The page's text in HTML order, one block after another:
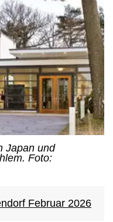
Japan und
Foto:
Februar 2026